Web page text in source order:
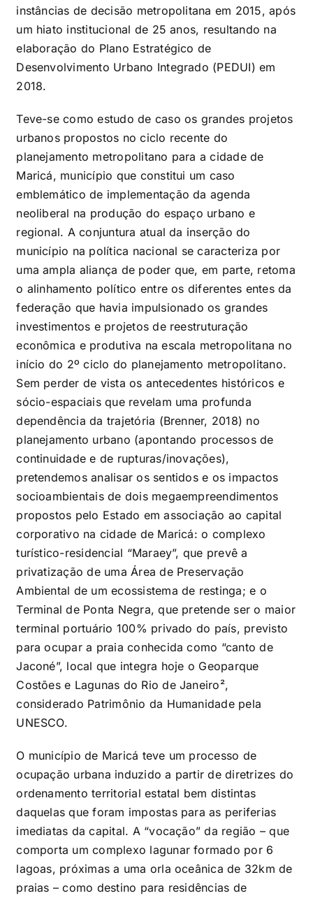
instâncias de decisão metropolitana em 2015, após
um hiato institucional de 25 anos, resultando na
elaboração do Plano Estratégico de
Desenvolvimento Urbano Integrado (PEDUI) em
2018.
Teve-se como estudo de caso os grandes projetos
urbanos propostos no ciclo recente do
planejamento metropolitano para a cidade de
Maricá, município que constitui um caso
emblemático de implementação da agenda
neoliberal na produção do espaço urbano e
regional. A conjuntura atual da inserção do
município na política nacional se caracteriza por
uma ampla aliança de poder que, em parte, retoma
o alinhamento político entre os diferentes entes da
federação que havia impulsionado os grandes
investimentos e projetos de reestruturação
econômica e produtiva na escala metropolitana no
início do 2º ciclo do planejamento metropolitano.
Sem perder de vista os antecedentes históricos e
sócio-espaciais que revelam uma profunda
dependência da trajetória (Brenner, 2018) no
planejamento urbano (apontando processos de
continuidade e de rupturas/inovações),
pretendemos analisar os sentidos e os impactos
socioambientais de dois megaempreendimentos
propostos pelo Estado em associação ao capital
corporativo na cidade de Maricá: o complexo
turístico-residencial “Maraey”, que prevê a
privatização de uma Área de Preservação
Ambiental de um ecossistema de restinga; e o
Terminal de Ponta Negra, que pretende ser o maior
terminal portuário 100% privado do país, previsto
para ocupar a praia conhecida como “canto de
Jaconé”, local que integra hoje o Geoparque
Costões e Lagunas do Rio de Janeiro²,
considerado Patrimônio da Humanidade pela
UNESCO.
O município de Maricá teve um processo de
ocupação urbana induzido a partir de diretrizes do
ordenamento territorial estatal bem distintas
daquelas que foram impostas para as periferias
imediatas da capital. A “vocação” da região – que
comporta um complexo lagunar formado por 6
lagoas, próximas a uma orla oceânica de 32km de
praias – como destino para residências de